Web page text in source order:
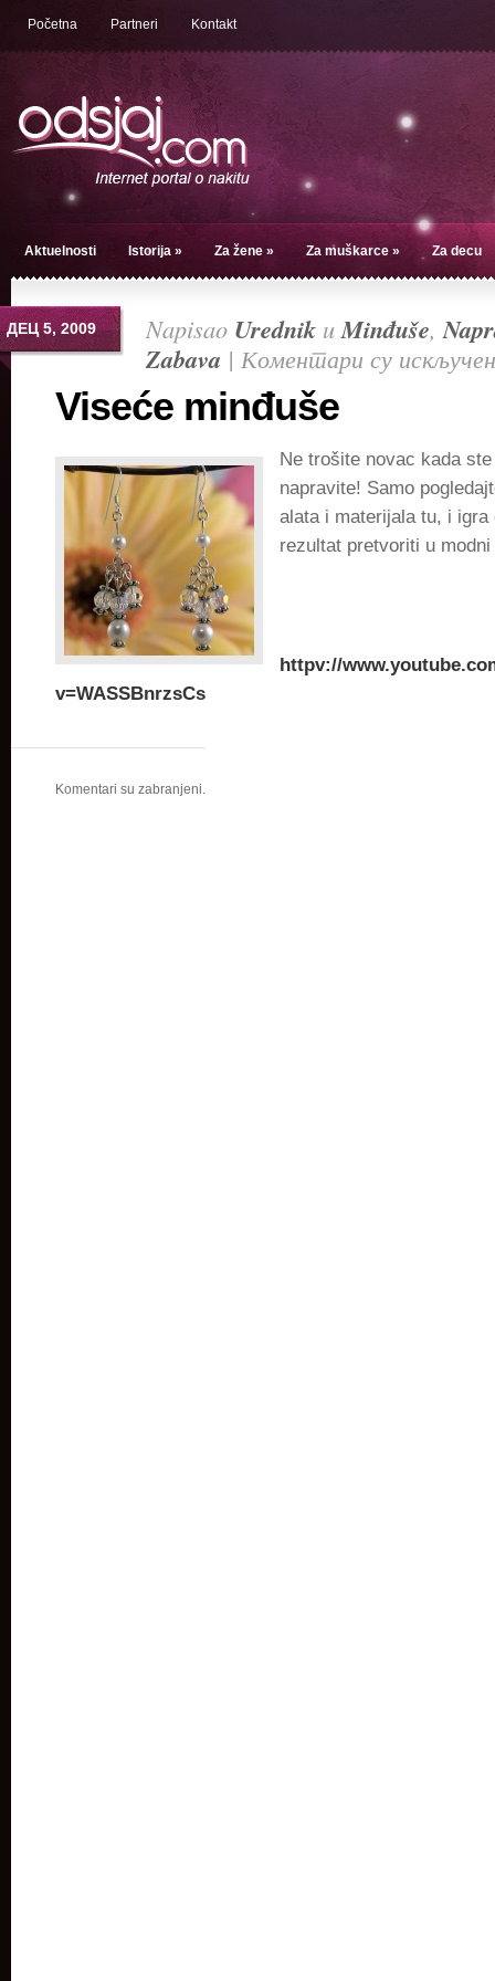
Početna Partneri Kontakt
Aktuelnosti Istorija » Za žene » Za muškarce » Za decu
ДЕЦ 5, 2009 Napisao Urednik uMinđuše,
Zabava | Коментари су
Viseće minđuše
Ne trošite novac kada
napravite! Samo
alata i materijala tu, i
rezultat pretvoriti u
httpv://
v=WASSBnrzsCs
Komentari su zabranjeni.